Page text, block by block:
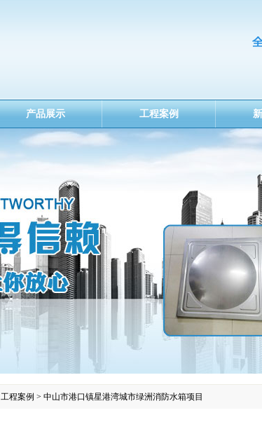
产品展示 工程案例
工程案例 > 中山市港口镇星港湾城市绿洲消防水箱项目